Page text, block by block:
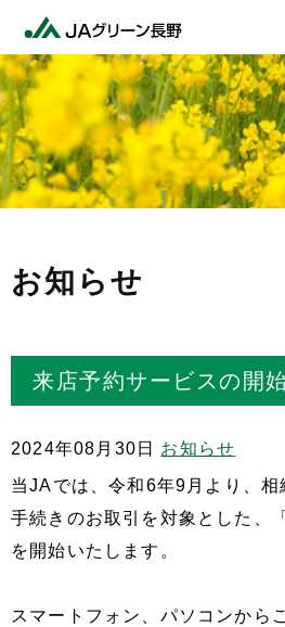
お知らせ
来店予約サービスの開
2024年08月30日
お知らせ
当JAでは、令和6年9月より、相
手続きのお取引を対象とした、
を開始いたします。
スマートフォン、パソコンから